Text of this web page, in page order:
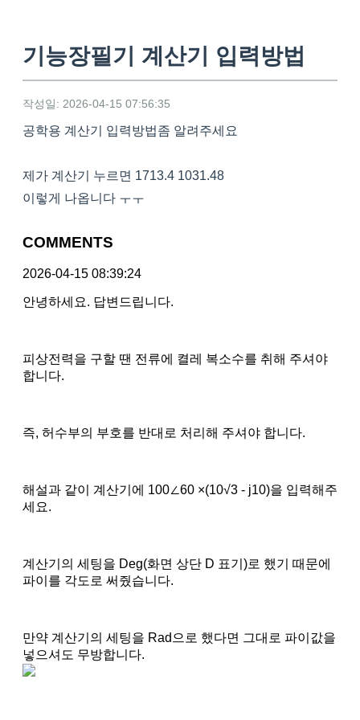
기능장필기 계산기 입력방법
작성일: 2026-04-15 07:56:35
공학용 계산기 입력방법좀 알려주세요
제가 계산기 누르면 1713.4 1031.48
이렇게 나옵니다 ㅜㅜ
COMMENTS
2026-04-15 08:39:24
안녕하세요. 답변드립니다.
피상전력을 구할 땐 전류에 켤레 복소수를 취해 주셔야
합니다.
즉, 허수부의 부호를 반대로 처리해 주셔야 합니다.
해설과 같이 계산기에 100∠60 ×(10√3 - j10)을 입력해주
세요.
계산기의 세팅을 Deg(화면 상단 D 표기)로 했기 때문에
파이를 각도로 써줬습니다.
만약 계산기의 세팅을 Rad으로 했다면 그대로 파이값을
넣으셔도 무방합니다.